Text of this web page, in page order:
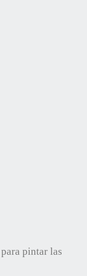
pintar las